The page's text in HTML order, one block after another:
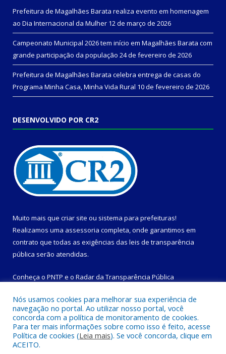
Prefeitura de Magalhães Barata realiza evento em homenagem
ao Dia Internacional da Mulher 12 de março de 2026
Campeonato Municipal 2026 tem início em Magalhães Barata com
grande participação da população 24 de fevereiro de 2026
Prefeitura de Magalhães Barata celebra entrega de casas do
Programa Minha Casa, Minha Vida Rural 10 de fevereiro de 2026
DESENVOLVIDO POR CR2
Muito mais que criar site ou sistema para prefeituras!
Realizamos uma assessoria completa, onde garantimos em
contrato que todas as exigências das leis de transparência
pública serão atendidas.
Conheça o PNTP e o Radar da Transparência Pública
Todos os direitos reservados a Prefeitura Municipal de
Magalhães Barata.
Nós usamos cookies para melhorar sua experiência de
navegação no portal. Ao utilizar nosso portal, você
concorda com a política de monitoramento de cookies.
Para ter mais informações sobre como isso é feito, acesse
Política de cookies (Leia mais). Se você concorda, clique em
ACEITO.